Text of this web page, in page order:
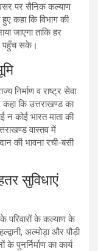
पर सैनिक कल्याण
कहा कि विभाग की
जाएगा ताकि हर
पहुँच सके।
निर्माण व राष्ट्र सेवा
कि उत्तराखण्ड का
कोई भारत माता की
वास्तव में
की भावना रची-बसी
सुविधाएं
परिवारों के कल्याण के
अल्मोड़ा और पौड़ी
पुनर्निर्माण का कार्य